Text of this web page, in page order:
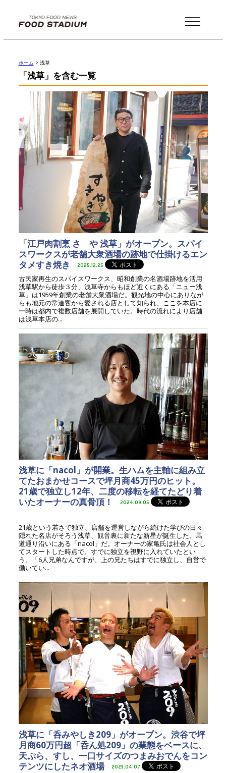
MENU
ホーム > 浅草
「浅草」を含む一覧
「江戸肉割烹 さゝや 浅草」がオープン。スパイ
スワークスが老舗大衆酒場の跡地で仕掛けるエン
タメすき焼き
2025.12.25
古民家再生のスパイスワークス、昭和創業の名酒場跡地を活用
浅草駅から徒歩３分、浅草寺からもほど近くにある「ニュー浅
草」は1959年創業の老舗大衆酒場だ。観光地の中心にありなが
らも地元の常連客から愛される店として知られ、ここを本店に
一時は都内で複数店舗を展開していた。時代の流れにより店舗
は浅草本店の...
浅草に「nacol」が開業。生ハムを主軸に組み立
てたおまかせコースで坪月商45万円のヒット。
21歳で独立し12年、二度の移転を経てたどり着
いたオーナーの真骨頂！
2024.09.05
21歳という若さで独立、店舗を運営しながら続けた学びの日々
隠れた名店がそろう浅草、観音裏に新たな新星が誕生した。馬
道通り沿いにある「nacol」だ。オーナーの家亀氏は社会人とし
てスタートした時点で、すでに独立を視野に入れていたとい
う。「6人兄弟なんですが、上の兄たちはすでに独立し、自営で
働いてい...
浅草に「呑みやしき209」がオープン。渋谷で坪
月商60万円超「呑ん処209」の業態をベースに、
天ぷら、すし、一口サイズのつまみおでんをコン
テンツにしたネオ酒場
2023.04.07